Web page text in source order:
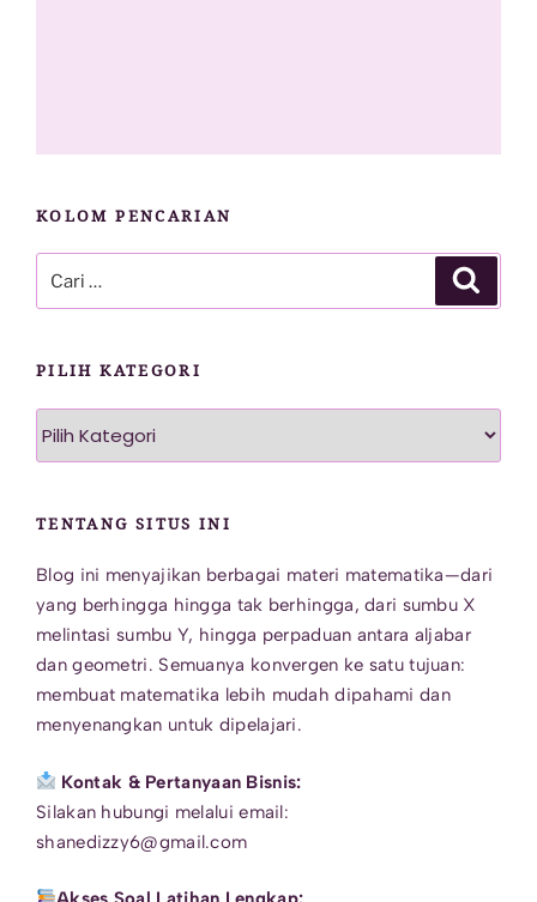
KOLOM PENCARIAN
PILIH KATEGORI
TENTANG SITUS INI
Blog ini menyajikan berbagai materi matematika—dari
yang berhingga hingga tak berhingga, dari sumbu X
melintasi sumbu Y, hingga perpaduan antara aljabar
dan geometri. Semuanya konvergen ke satu tujuan:
membuat matematika lebih mudah dipahami dan
menyenangkan untuk dipelajari.
Kontak & Pertanyaan Bisnis:
Silakan hubungi melalui email:
shanedizzy6@gmail.com